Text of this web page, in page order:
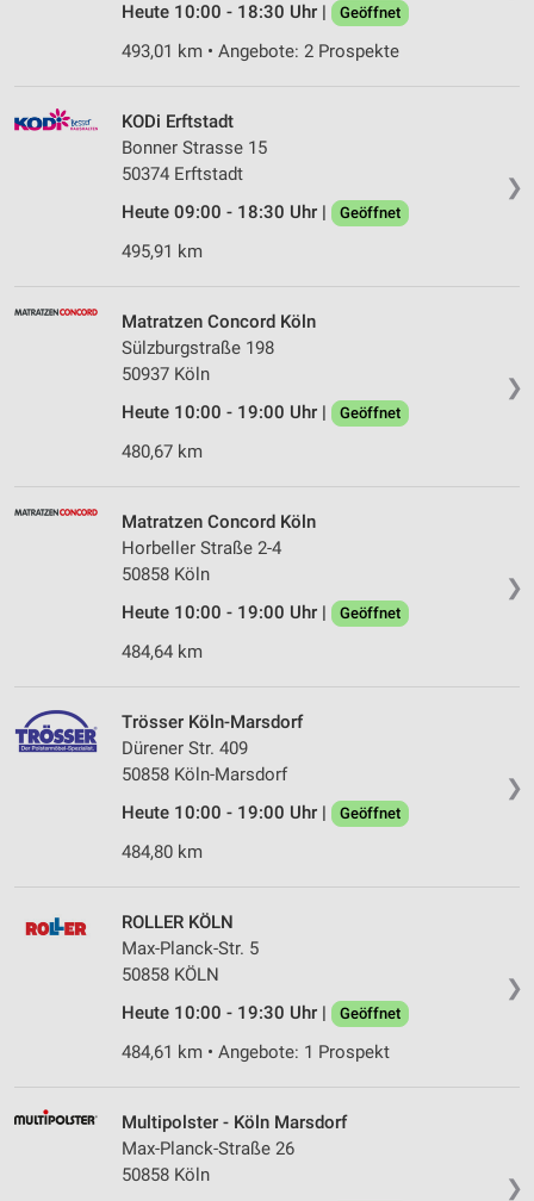
Heute 10:00 - 18:30 Uhr |
Geöffnet
493,01 km • Angebote: 2 Prospekte
❯
KODi Erftstadt
Bonner Strasse 15
50374 Erftstadt
Heute 09:00 - 18:30 Uhr |
Geöffnet
495,91 km
❯
Matratzen Concord Köln
Sülzburgstraße 198
50937 Köln
Heute 10:00 - 19:00 Uhr |
Geöffnet
480,67 km
❯
Matratzen Concord Köln
Horbeller Straße 2-4
50858 Köln
Heute 10:00 - 19:00 Uhr |
Geöffnet
484,64 km
❯
Trösser Köln-Marsdorf
Dürener Str. 409
50858 Köln-Marsdorf
Heute 10:00 - 19:00 Uhr |
Geöffnet
484,80 km
❯
ROLLER KÖLN
Max-Planck-Str. 5
50858 KÖLN
Heute 10:00 - 19:30 Uhr |
Geöffnet
484,61 km • Angebote: 1 Prospekt
❯
Multipolster - Köln Marsdorf
Max-Planck-Straße 26
50858 Köln